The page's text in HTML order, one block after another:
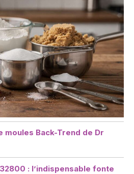
moules Back-Trend de Dr
: l’indispensable fonte